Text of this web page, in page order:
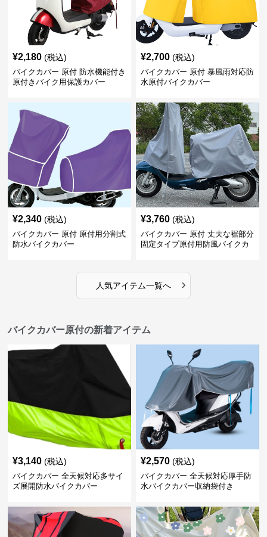
¥2,180 (税込)
バイクカバー 原付 防水機能付き
原付きバイク用保護カバー
¥2,700 (税込)
バイクカバー 原付 暴風雨対応防
水原付バイクカバー
¥2,340 (税込)
バイクカバー 原付 原付用分割式
防水バイクカバー
¥3,760 (税込)
バイクカバー 原付 丈夫な裾部分
固定タイプ原付用防風バイクカ
人気アイテム一覧へ ›
バイクカバー原付の新着アイテム
¥3,140 (税込)
バイクカバー 全天候対応多サイ
ズ展開防水バイクカバー
¥2,570 (税込)
バイクカバー 全天候対応厚手防
水バイクカバー収納袋付き